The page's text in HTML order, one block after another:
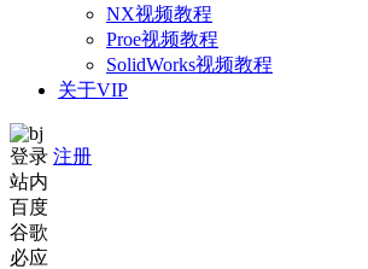
NX视频教程
Proe视频教程
SolidWorks视频教程
关于VIP
登录 注册
站内
百度
谷歌
必应